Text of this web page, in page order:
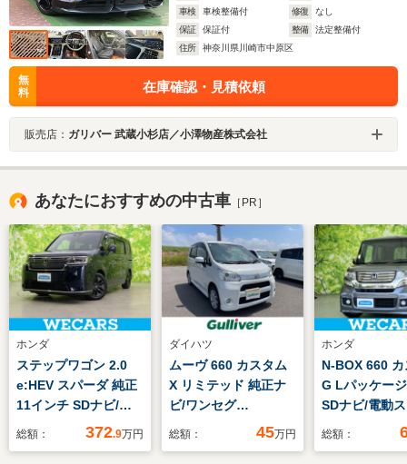
車検
車検整備付 修復
なし
保証
保証付 整備
法定整備付
住所
神奈川県川崎市中原区
無
料
在庫確認・見積依頼
販売店： ガリバー 武蔵小杉店／小澤物産株式会社
あなたにおすすめの中古車 ［PR］
ホンダ
ステップワゴン 2.0
e:HEV スパーダ 純正
11インチ SDナビ/ホ
ンダセンシング/両側
総額： 372.9万円
ダイハツ
ムーヴ 660 カスタム
X リミテッド 純正ナ
ビ/ワンセグ
TV/CD/AM/FM/バック
総額： 45万円
ホンダ
N-BOX 660
G Lパッケー
SDナビ/電動
ドア/ETC/
総額：